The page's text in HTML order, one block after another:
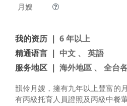
月嫂
我的资历 ｜ 6 年以上
精通语言 ｜ 中文 、 英語
服务地区 ｜ 海外地區 、 全台
韻伶月嫂，擁有九年以上豐富的
有丙級托育人員證照及丙級中餐